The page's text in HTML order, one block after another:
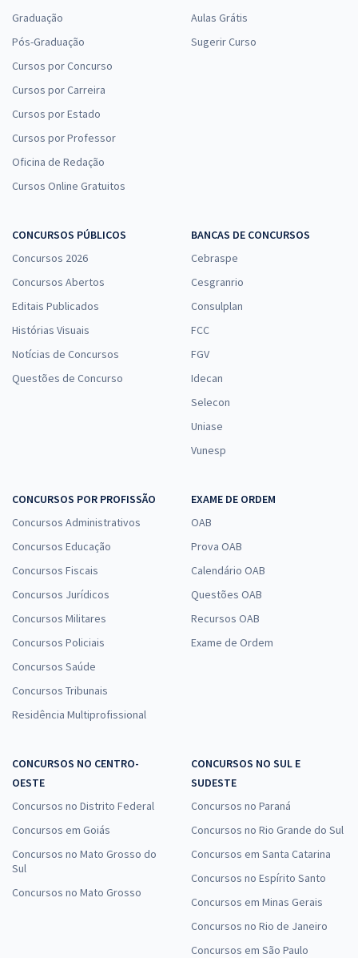
Graduação
Pós-Graduação
Cursos por Concurso
Cursos por Carreira
Cursos por Estado
Cursos por Professor
Oficina de Redação
Cursos Online Gratuitos
Aulas Grátis
Sugerir Curso
CONCURSOS PÚBLICOS
Concursos 2026
Concursos Abertos
Editais Publicados
Histórias Visuais
Notícias de Concursos
Questões de Concurso
BANCAS DE CONCURSOS
Cebraspe
Cesgranrio
Consulplan
FCC
FGV
Idecan
Selecon
Uniase
Vunesp
CONCURSOS POR PROFISSÃO
Concursos Administrativos
Concursos Educação
Concursos Fiscais
Concursos Jurídicos
Concursos Militares
Concursos Policiais
Concursos Saúde
Concursos Tribunais
Residência Multiprofissional
EXAME DE ORDEM
OAB
Prova OAB
Calendário OAB
Questões OAB
Recursos OAB
Exame de Ordem
CONCURSOS NO CENTRO-
OESTE
Concursos no Distrito Federal
Concursos em Goiás
Concursos no Mato Grosso do
Sul
Concursos no Mato Grosso
CONCURSOS NO SUL E
SUDESTE
Concursos no Paraná
Concursos no Rio Grande do Sul
Concursos em Santa Catarina
Concursos no Espírito Santo
Concursos em Minas Gerais
Concursos no Rio de Janeiro
Concursos em São Paulo